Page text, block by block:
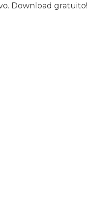
Download gratuito!